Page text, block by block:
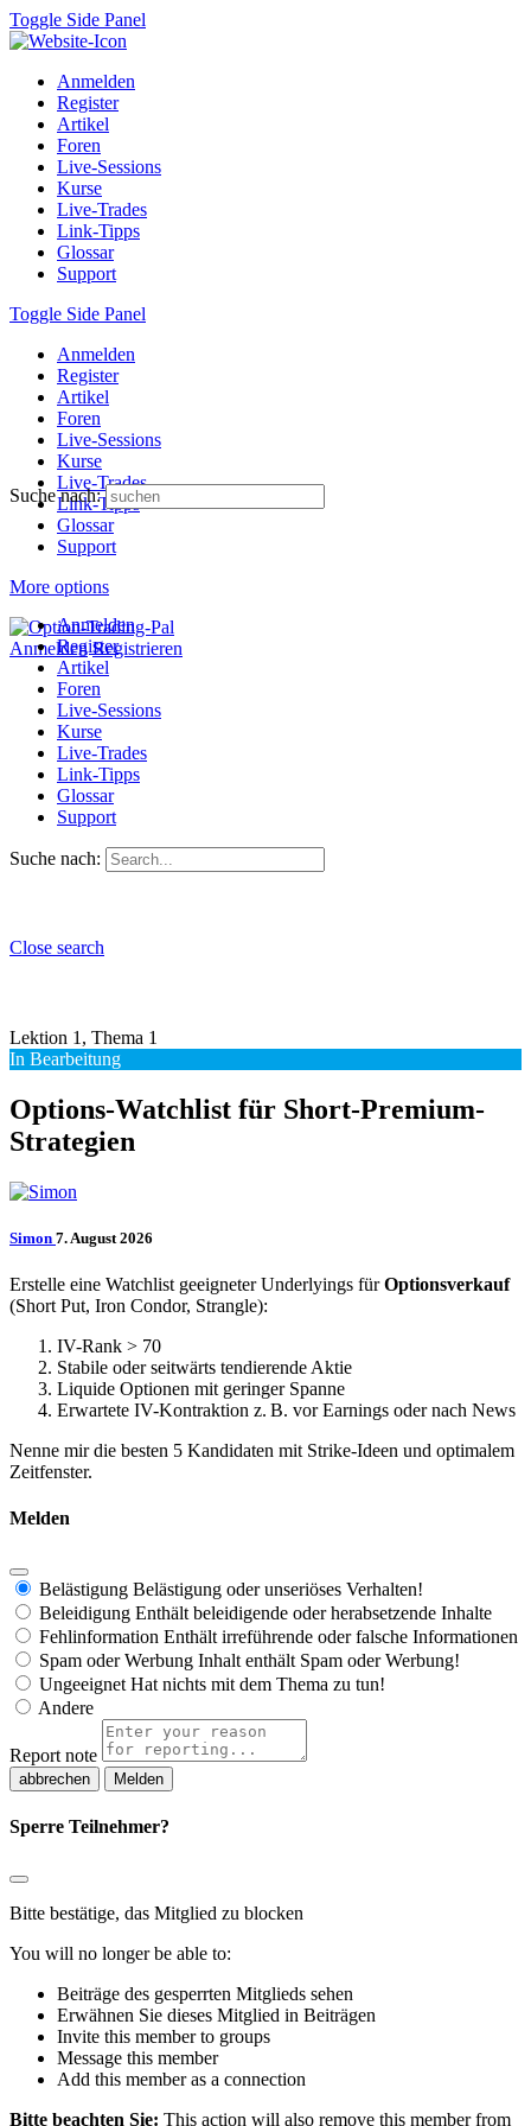
Toggle Side Panel
Anmelden
Register
Artikel
Foren
Live-Sessions
Kurse
Live-Trades
Link-Tipps
Glossar
Support
Toggle Side Panel
Anmelden
Register
Artikel
Foren
Live-Sessions
Kurse
Live-Trades
Link-Tipps
Glossar
Support
More options
Anmelden Registrieren
Suche nach:
Anmelden
Register
Artikel
Foren
Live-Sessions
Kurse
Live-Trades
Link-Tipps
Glossar
Support
Suche nach:
Close search
Lektion 1, Thema 1
In Bearbeitung
Options-Watchlist für Short-Premium-
Strategien
Simon 7. August 2026
Erstelle eine Watchlist geeigneter Underlyings fürOptionsverkauf
(Short Put, Iron Condor, Strangle):
IV-Rank > 70
Stabile oder seitwärts tendierende Aktie
Liquide Optionen mit geringer Spanne
Erwartete IV-Kontraktion z. B. vor Earnings oder nach News
Nenne mir die besten 5 Kandidaten mit Strike-Ideen und optimalem
Zeitfenster.
Melden
Belästigung Belästigung oder unseriöses Verhalten!
Beleidigung Enthält beleidigende oder herabsetzende Inhalte
Fehlinformation Enthält irreführende oder falsche Informationen
Spam oder Werbung Inhalt enthält Spam oder Werbung!
Ungeeignet Hat nichts mit dem Thema zu tun!
Andere
Report note
Melden
Sperre Teilnehmer?
Bitte bestätige, das Mitglied zu blocken
You will no longer be able to:
Beiträge des gesperrten Mitglieds sehen
Erwähnen Sie dieses Mitglied in Beiträgen
Invite this member to groups
Message this member
Add this member as a connection
Bitte beachten Sie: This action will also remove this member from